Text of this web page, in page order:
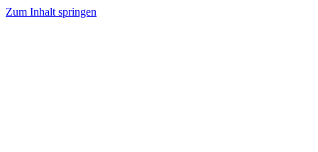
Zum Inhalt springen